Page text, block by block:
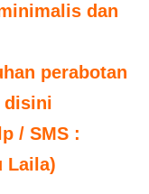
dan
perabotan
disini
/ SMS :
Laila)